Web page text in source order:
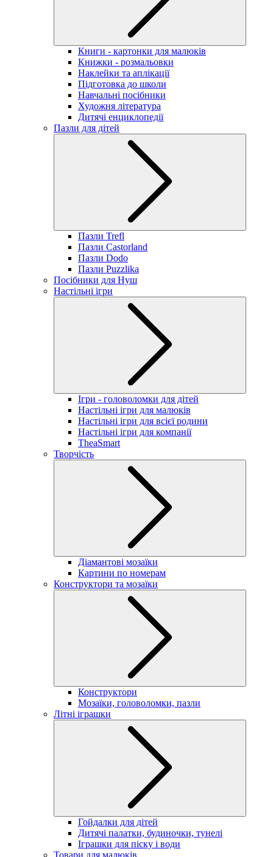
Книги - картонки для малюків
Книжки - розмальовки
Наклейки та аплікації
Підготовка до школи
Навчальні посібники
Художня література
Дитячі енциклопедії
Пазли для дітей
Пазли Trefl
Пазли Castorland
Пазли Dodo
Пазли Puzzlika
Посібники для Нуш
Настільні ігри
Ігри - головоломки для дітей
Настільні ігри для малюків
Настільні ігри для всієї родини
Настільні ігри для компанії
TheaSmart
Творчість
Діамантові мозаїки
Картини по номерам
Конструктори та мозаїки
Конструктори
Мозаїки, головоломки, пазли
Літні іграшки
Гойдалки для дітей
Дитячі палатки, будиночки, тунелі
Іграшки для піску і води
Товари для малюків